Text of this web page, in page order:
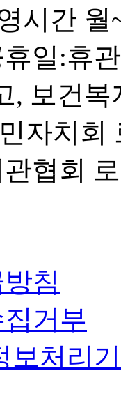
시간 월
휴일:휴관
침
거부
보처리